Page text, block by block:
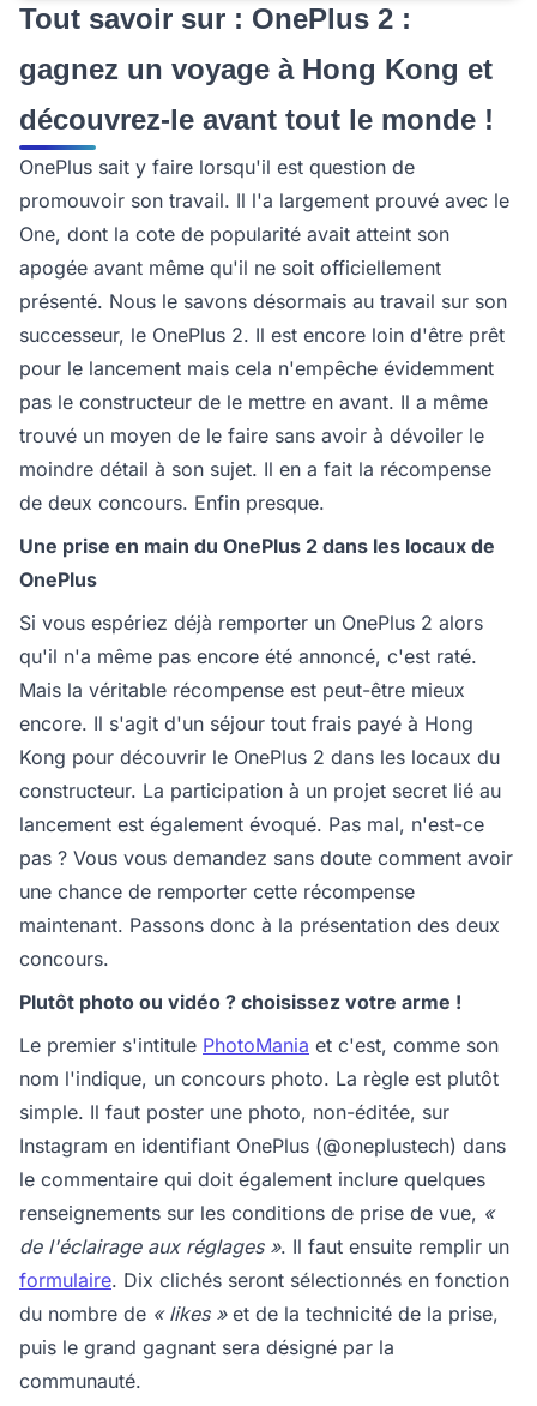
Tout savoir sur : OnePlus 2 :
gagnez un voyage à Hong Kong et
découvrez-le avant tout le monde !
OnePlus sait y faire lorsqu'il est question de
promouvoir son travail. Il l'a largement prouvé avec le
One, dont la cote de popularité avait atteint son
apogée avant même qu'il ne soit officiellement
présenté. Nous le savons désormais au travail sur son
successeur, le OnePlus 2. Il est encore loin d'être prêt
pour le lancement mais cela n'empêche évidemment
pas le constructeur de le mettre en avant. Il a même
trouvé un moyen de le faire sans avoir à dévoiler le
moindre détail à son sujet. Il en a fait la récompense
de deux concours. Enfin presque.
Une prise en main du OnePlus 2 dans les locaux de
OnePlus
Si vous espériez déjà remporter un OnePlus 2 alors
qu'il n'a même pas encore été annoncé, c'est raté.
Mais la véritable récompense est peut-être mieux
encore. Il s'agit d'un séjour tout frais payé à Hong
Kong pour découvrir le OnePlus 2 dans les locaux du
constructeur. La participation à un projet secret lié au
lancement est également évoqué. Pas mal, n'est-ce
pas ? Vous vous demandez sans doute comment avoir
une chance de remporter cette récompense
maintenant. Passons donc à la présentation des deux
concours.
Plutôt photo ou vidéo ? choisissez votre arme !
Le premier s'intitule PhotoMania et c'est, comme son
nom l'indique, un concours photo. La règle est plutôt
simple. Il faut poster une photo, non-éditée, sur
Instagram en identifiant OnePlus (@oneplustech) dans
le commentaire qui doit également inclure quelques
renseignements sur les conditions de prise de vue, «
de l'éclairage aux réglages ». Il faut ensuite remplir un
formulaire. Dix clichés seront sélectionnés en fonction
du nombre de « likes »et de la technicité de la prise,
puis le grand gagnant sera désigné par la
communauté.